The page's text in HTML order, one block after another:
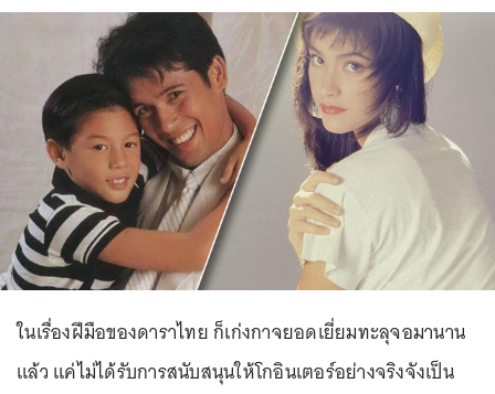
ในเรื่องฝีมือของดาราไทย ก็เก่งกาจยอดเยี่ยมทะลุจอมานาน
แล้ว แค่ไม่ได้รับการสนับสนุนให้โกอินเตอร์อย่างจริงจังเป็น